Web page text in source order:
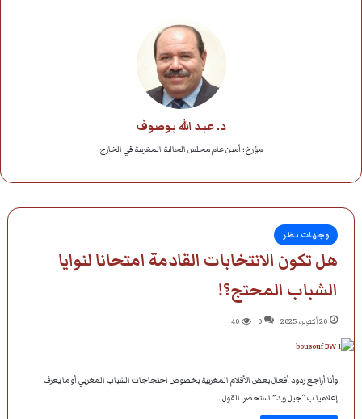
د. عبد الله بوصوف
مؤرخ؛ أمين عام مجلس الجالية المغربية في الخارج
وجهات نظر
هل تكون الانتخابات القادمة امتحانا لنوايا
الشباب المحتج؟!
20 أكتوبر، 2025 0
40
وأنا أراجع ردود أفعال بعض الأقلام المغربية بخصوص احتجاجات الشباب المغربي أو ما يعرف
إعلاميا ب “جيل زيد” استحضر القول…